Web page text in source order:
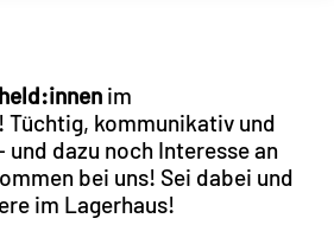
im
kommunikativ und
dazu noch Interesse an
bei uns! Sei dabei und
im Lagerhaus!